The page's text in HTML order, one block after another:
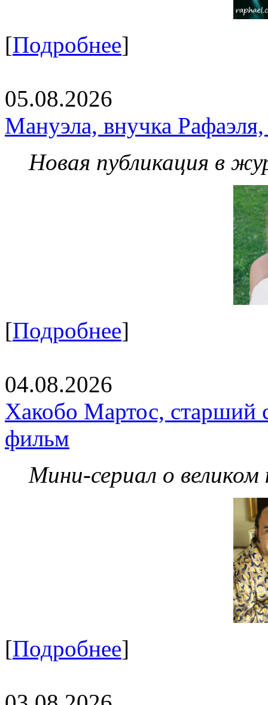
[Подробнее]
05.08.2026
Мануэла, внучка
Новая публикация в
[Подробнее]
04.08.2026
Хакобо Мартос, старший
фильм
Мини-сериал о великом
[Подробнее]